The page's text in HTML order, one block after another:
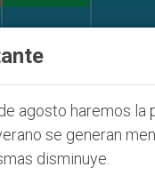
agosto haremos la
se generan
disminuye.